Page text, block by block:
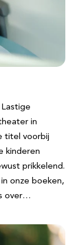
in
titel voorbij
kinderen
prikkelend.
onze boeken,
over…